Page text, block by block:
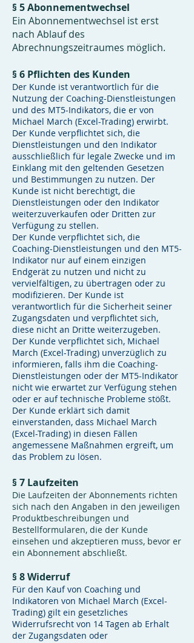
§ 5 Abonnementwechsel
Ein Abonnementwechsel ist erst
nach Ablauf des
Abrechnungszeitraumes möglich.
§ 6 Pflichten des Kunden
Der Kunde ist verantwortlich für die
Nutzung der Coaching-Dienstleistungen
und des MT5-Indikators, die er von
Michael March (Excel-Trading) erwirbt.
Der Kunde verpflichtet sich, die
Dienstleistungen und den Indikator
ausschließlich für legale Zwecke und im
Einklang mit den geltenden Gesetzen
und Bestimmungen zu nutzen. Der
Kunde ist nicht berechtigt, die
Dienstleistungen oder den Indikator
weiterzuverkaufen oder Dritten zur
Verfügung zu stellen.
Der Kunde verpflichtet sich, die
Coaching-Dienstleistungen und den MT5-
Indikator nur auf einem einzigen
Endgerät zu nutzen und nicht zu
vervielfältigen, zu übertragen oder zu
modifizieren. Der Kunde ist
verantwortlich für die Sicherheit seiner
Zugangsdaten und verpflichtet sich,
diese nicht an Dritte weiterzugeben.
Der Kunde verpflichtet sich, Michael
March (Excel-Trading) unverzüglich zu
informieren, falls ihm die Coaching-
Dienstleistungen oder der MT5-Indikator
nicht wie erwartet zur Verfügung stehen
oder er auf technische Probleme stößt.
Der Kunde erklärt sich damit
einverstanden, dass Michael March
(Excel-Trading) in diesen Fällen
angemessene Maßnahmen ergreift, um
das Problem zu lösen.
§ 7 Laufzeiten
Die Laufzeiten der Abonnements richten
sich nach den Angaben in den jeweiligen
Produktbeschreibungen und
Bestellformularen, die der Kunde
einsehen und akzeptieren muss, bevor er
ein Abonnement abschließt.
§ 8 Widerruf
Für den Kauf von Coaching und
Indikatoren von Michael March (Excel-
Trading) gilt ein gesetzliches
Widerrufsrecht von 14 Tagen ab Erhalt
der Zugangsdaten oder